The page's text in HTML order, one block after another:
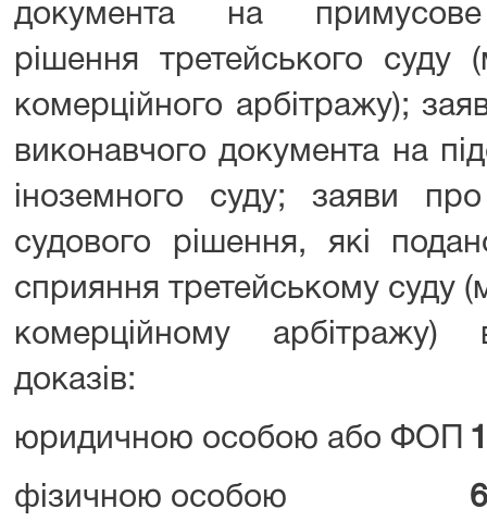
документа на
рішення третейського суду
комерційного арбітражу);
виконавчого документа на
іноземного суду; заяви про
судового рішення, які
сприяння третейському суду
комерційному арбітражу)
доказів:
юридичною особою або ФОП
фізичною особою